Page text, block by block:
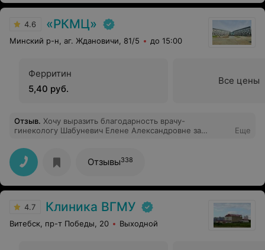
4.6 «РКМЦ»
Минский р-н, аг. Ждановичи, 81/5 до 15:00
Ферритин
5,40 руб.
Все цены
Отзыв. Хочу выразить благодарность врачу-
гинекологу Шабуневич Елене Александровне за
отношение,высокий профессионализм и неравнодушие
к своему делу.Я впервые не волновалась и не боялась
манипуляций благодаря чуткости и доброте этого
чудо- доктора! Спасибо Вам,Елена Александровна и
низкий поклон!
Еще
Отзывы338
4.7 Клиника ВГМУ
Витебск, пр-т Победы, 20 Выходной